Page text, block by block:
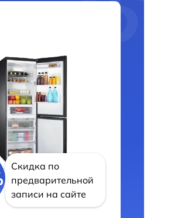
Скидка по
предварительной
записи на сайте